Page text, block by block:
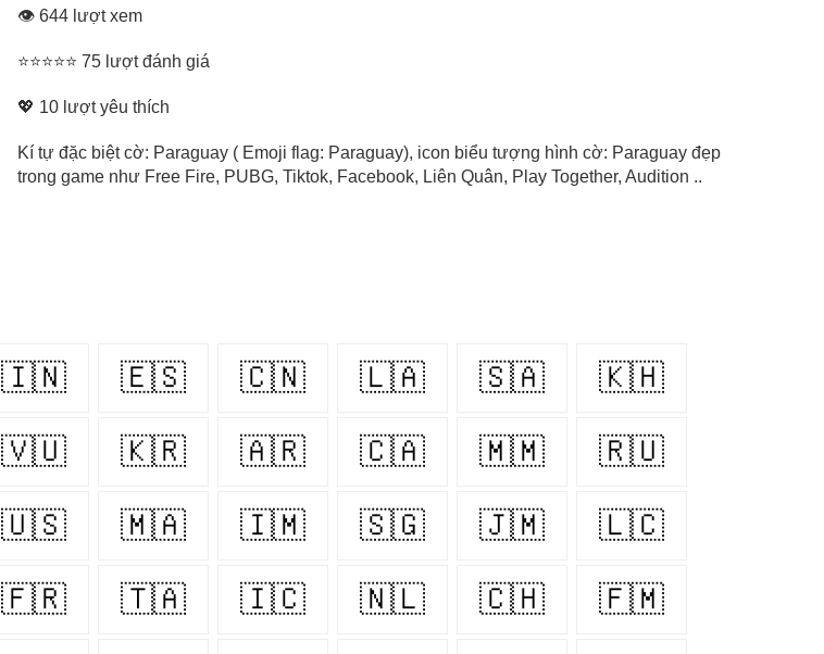
👁 644 lượt xem
⭐⭐⭐⭐⭐ 75 lượt đánh giá
💖 10 lượt yêu thích
Kí tự đặc biệt cờ: Paraguay ( Emoji flag: Paraguay), icon biểu tượng hình cờ: Paraguay đẹp
trong game như Free Fire, PUBG, Tiktok, Facebook, Liên Quân, Play Together, Audition ..
🇮🇳 🇪🇸 🇨🇳 🇱🇦 🇸🇦 🇰🇭
🇻🇺 🇰🇷 🇦🇷 🇨🇦 🇲🇲 🇷🇺
🇺🇸 🇲🇦 🇮🇲 🇸🇬 🇯🇲 🇱🇨
🇫🇷 🇹🇦 🇮🇨 🇳🇱 🇨🇭 🇫🇲